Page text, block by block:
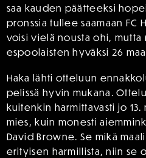
saa kauden päätteeksi
pronssia tullee saamaan FC
voisi vielä nousta ohi, mutta
espoolaisten hyväksi 26
Haka lähti otteluun
pelissä hyvin mukana.
kuitenkin harmittavasti jo 13.
mies, kuin monesti
David Browne. Se mikä
erityisen harmillista, niin se